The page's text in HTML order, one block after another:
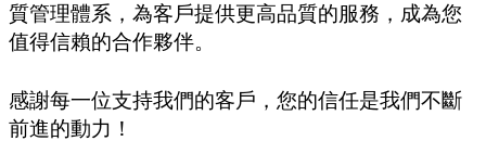
質管理體系，為客戶提供更高品質的服務，成為您
值得信賴的合作夥伴。
感謝每一位支持我們的客戶，您的信任是我們不斷
前進的動力！